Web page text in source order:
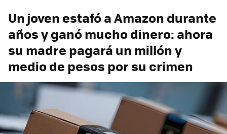
Un joven estafó a Amazon durante
años y ganó mucho dinero: ahora
su madre pagará un millón y
medio de pesos por su crimen